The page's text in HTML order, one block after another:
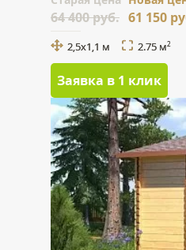
64 400 руб. 61 150
2,5х1,1 м 2.75 м2
Заявка в 1 клик